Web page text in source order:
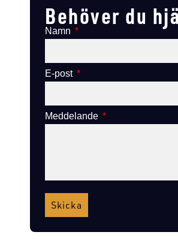
Behöver du
Namn
E-post
Meddelande
Skicka